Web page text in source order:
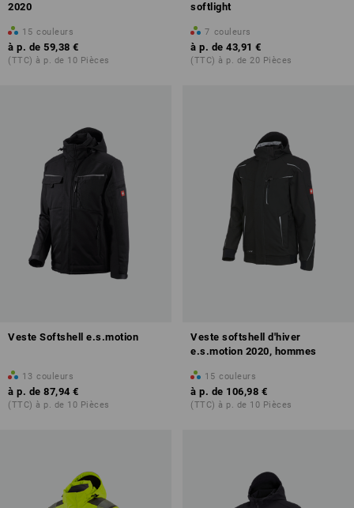
2020
15 couleurs
à p. de 59,38 €
(TTC) à p. de 10 Pièces
softlight
7 couleurs
à p. de 43,91 €
(TTC) à p. de 20 Pièces
Veste Softshell e.s.motion
13 couleurs
à p. de 87,94 €
(TTC) à p. de 10 Pièces
Veste softshell d'hiver
e.s.motion 2020, hommes
15 couleurs
à p. de 106,98 €
(TTC) à p. de 10 Pièces